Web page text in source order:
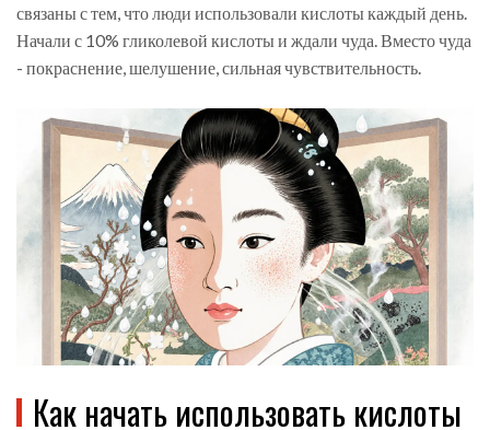
связаны с тем, что люди использовали кислоты каждый день.
Начали с 10% гликолевой кислоты и ждали чуда. Вместо чуда
- покраснение, шелушение, сильная чувствительность.
Как начать использовать кислоты